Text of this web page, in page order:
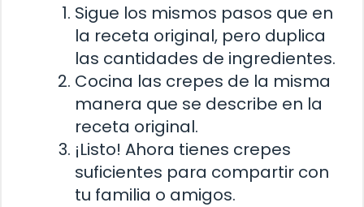
Sigue los mismos pasos que en
la receta original, pero duplica
las cantidades de ingredientes.
Cocina las crepes de la misma
manera que se describe en la
receta original.
¡Listo! Ahora tienes crepes
suficientes para compartir con
tu familia o amigos.